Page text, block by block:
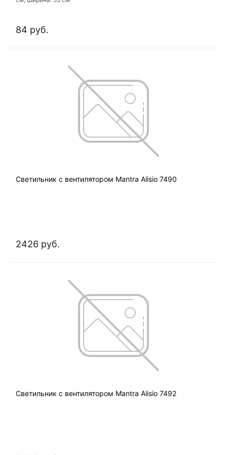
84 руб.
Светильник с вентилятором Mantra Alisio 7490
2426 руб.
Светильник с вентилятором Mantra Alisio 7492